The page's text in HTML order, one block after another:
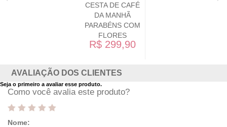
CESTA DE CAFÉ
DA MANHÃ
PARABÉNS COM
FLORES
R$ 299,90
AVALIAÇÃO DOS CLIENTES
Seja o primeiro a avaliar esse produto.
Como você avalia este produto?
Nome: